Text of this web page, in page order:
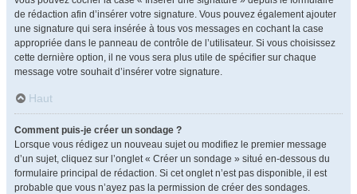
de rédaction afin d’insérer votre signature. Vous pouvez également ajouter
une signature qui sera insérée à tous vos messages en cochant la case
appropriée dans le panneau de contrôle de l’utilisateur. Si vous choisissez
cette dernière option, il ne vous sera plus utile de spécifier sur chaque
message votre souhait d’insérer votre signature.
Haut
Comment puis-je créer un sondage ?
Lorsque vous rédigez un nouveau sujet ou modifiez le premier message
d’un sujet, cliquez sur l’onglet « Créer un sondage » situé en-dessous du
formulaire principal de rédaction. Si cet onglet n’est pas disponible, il est
probable que vous n’ayez pas la permission de créer des sondages.